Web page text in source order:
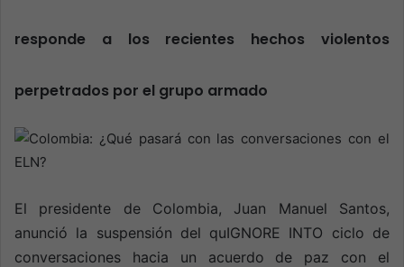
i
responde a los recientes hechos violentos
perpetrados por el grupo armado
El presidente de Colombia, Juan Manuel Santos,
anunció la suspensión del quIGNORE INTO ciclo de
conversaciones hacia un acuerdo de paz con el